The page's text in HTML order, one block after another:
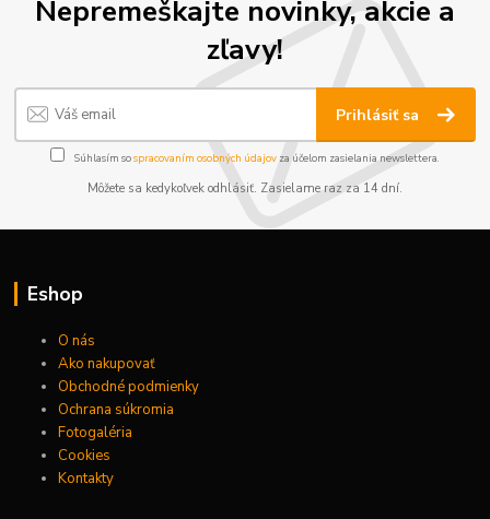
Nepremeškajte novinky, akcie a
zľavy!
Prihlásiť sa
Súhlasím sospracovaním osobných údajov za účelom zasielania newslettera.
Môžete sa kedykoľvek odhlásiť. Zasielame raz za 14 dní.
Eshop
O nás
Ako nakupovať
Obchodné podmienky
Ochrana súkromia
Fotogaléria
Cookies
Kontakty